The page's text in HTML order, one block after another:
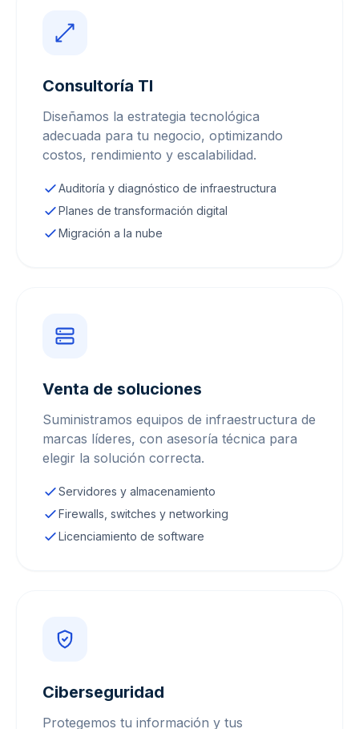
Consultoría TI
Diseñamos la estrategia tecnológica
adecuada para tu negocio, optimizando
costos, rendimiento y escalabilidad.
Auditoría y diagnóstico de infraestructura
Planes de transformación digital
Migración a la nube
Venta de soluciones
Suministramos equipos de infraestructura de
marcas líderes, con asesoría técnica para
elegir la solución correcta.
Servidores y almacenamiento
Firewalls, switches y networking
Licenciamiento de software
Ciberseguridad
Protegemos tu información y tus